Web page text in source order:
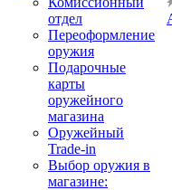
отдел
Переоформление
оружия
Подарочные
карты
оружейного
магазина
Оружейный
Trade-in
Выбор оружия в
магазине: